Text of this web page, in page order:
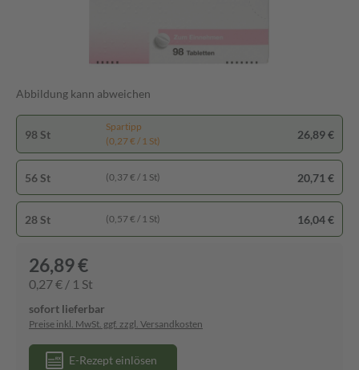
Abbildung kann abweichen
98 St
Spartipp
(0,27 € / 1 St)
26,89 €
56 St (0,37 € / 1 St) 20,71 €
28 St (0,57 € / 1 St) 16,04 €
26,89 €
0,27 € / 1 St
sofort lieferbar
Preise inkl. MwSt. ggf. zzgl. Versandkosten
E-Rezept einlösen